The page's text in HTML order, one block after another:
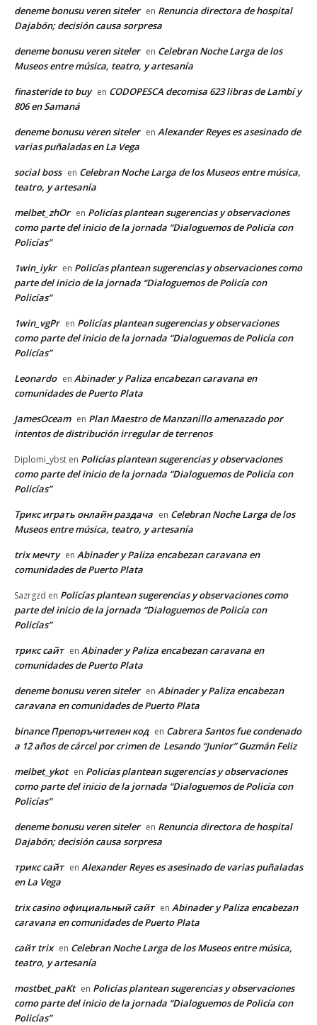
deneme bonusu veren siteler en Renuncia directora de hospital
Dajabón; decisión causa sorpresa
deneme bonusu veren siteler en Celebran Noche Larga de los
Museos entre música, teatro, y artesanía
finasteride to buy en CODOPESCA decomisa 623 libras de Lambí y
806 en Samaná
deneme bonusu veren siteler en Alexander Reyes es asesinado de
varias puñaladas en La Vega
social boss en Celebran Noche Larga de los Museos entre música,
teatro, y artesanía
melbet_zhOr en Policías plantean sugerencias y observaciones
como parte del inicio de la jornada “Dialoguemos de Policía con
Policías”
1win_iykr en Policías plantean sugerencias y observaciones como
parte del inicio de la jornada “Dialoguemos de Policía con
Policías”
1win_vgPr en Policías plantean sugerencias y observaciones
como parte del inicio de la jornada “Dialoguemos de Policía con
Policías”
Leonardo en Abinader y Paliza encabezan caravana en
comunidades de Puerto Plata
JamesOceam en Plan Maestro de Manzanillo amenazado por
intentos de distribución irregular de terrenos
Diplomi_ybst en Policías plantean sugerencias y observaciones
como parte del inicio de la jornada “Dialoguemos de Policía con
Policías”
Трикс играть онлайн раздача en Celebran Noche Larga de los
Museos entre música, teatro, y artesanía
trix мечту en Abinader y Paliza encabezan caravana en
comunidades de Puerto Plata
Sazrgzd en Policías plantean sugerencias y observaciones como
parte del inicio de la jornada “Dialoguemos de Policía con
Policías”
трикс сайт en Abinader y Paliza encabezan caravana en
comunidades de Puerto Plata
deneme bonusu veren siteler en Abinader y Paliza encabezan
caravana en comunidades de Puerto Plata
binance Препоръчителен код en Cabrera Santos fue condenado
a 12 años de cárcel por crimen de Lesando “Junior” Guzmán Feliz
melbet_ykot en Policías plantean sugerencias y observaciones
como parte del inicio de la jornada “Dialoguemos de Policía con
Policías”
deneme bonusu veren siteler en Renuncia directora de hospital
Dajabón; decisión causa sorpresa
трикс сайт en Alexander Reyes es asesinado de varias puñaladas
en La Vega
trix casino официальный сайт en Abinader y Paliza encabezan
caravana en comunidades de Puerto Plata
сайт trix en Celebran Noche Larga de los Museos entre música,
teatro, y artesanía
mostbet_paKt en Policías plantean sugerencias y observaciones
como parte del inicio de la jornada “Dialoguemos de Policía con
Policías”